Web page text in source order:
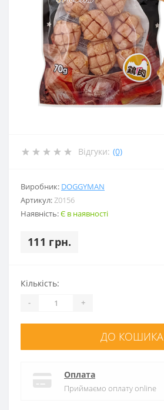
Відгуки: (0)
Виробник: DOGGYMAN
Артикул: Z0156
Наявність:Є в наявності
111 грн.
Кількість:
- +
ДО КОШИКА
Оплата
Приймаємо оплату online